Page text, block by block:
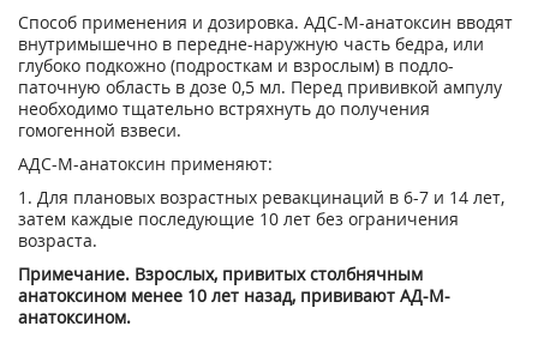
Способ применения и дозировка. АДС-М-анатоксин вводят
внутримышечно в передне-наружную часть бедра, или
глубоко подкожно (подросткам и взрослым) в подло­
паточную область в дозе 0,5 мл. Перед при­вивкой ампулу
необходимо тщательно встряхнуть до получения
гомогенной взвеси.
АДС-М-анатоксин применяют:
1. Для плановых возрастных ревакци­наций в 6-7 и 14 лет,
затем каждые после­дующие 10 лет без ограничения
возраста.
Примечание. Взрослых, привитых столбнячным
анатоксином менее 10 лет на­зад, прививают АД-М-
анатоксином.